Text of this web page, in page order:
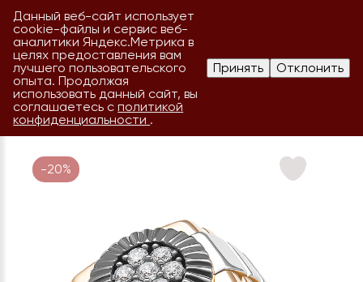
-20%
Данный веб-сайт использует
cookie-файлы и сервис веб-
аналитики Яндекс.Метрика в
целях предоставления вам
лучшего пользовательского
опыта. Продолжая
использовать данный сайт, вы
соглашаетесь сполитикой
конфиденциальности .
Принять Отклонить